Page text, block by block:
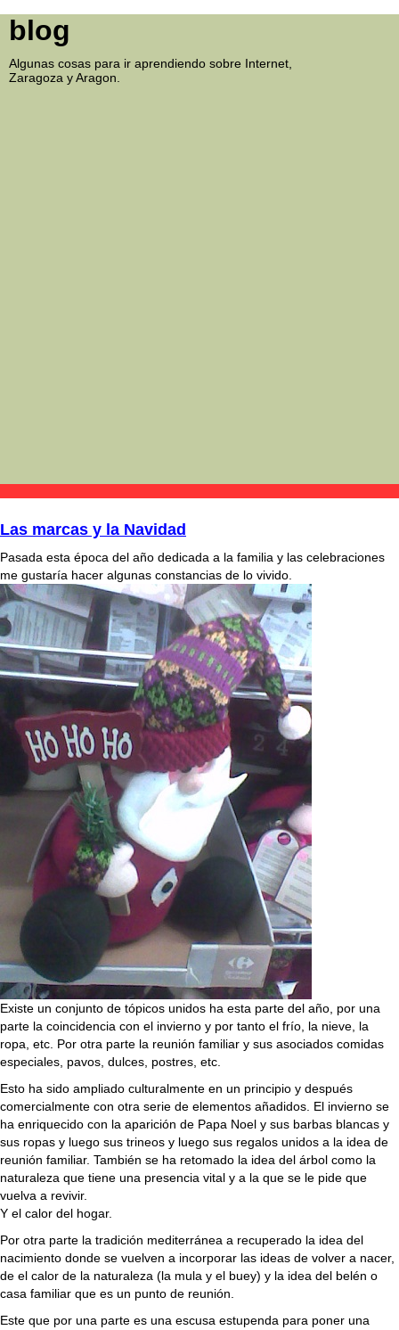
blog
Algunas cosas para ir aprendiendo sobre Internet,
Zaragoza y Aragon.
Las marcas y la Navidad
Pasada esta época del año dedicada a la familia y las celebraciones
me gustaría hacer algunas constancias de lo vivido.
Existe un conjunto de tópicos unidos ha esta parte del año, por una
parte la coincidencia con el invierno y por tanto el frío, la nieve, la
ropa, etc. Por otra parte la reunión familiar y sus asociados comidas
especiales, pavos, dulces, postres, etc.
Esto ha sido ampliado culturalmente en un principio y después
comercialmente con otra serie de elementos añadidos. El invierno se
ha enriquecido con la aparición de Papa Noel y sus barbas blancas y
sus ropas y luego sus trineos y luego sus regalos unidos a la idea de
reunión familiar. También se ha retomado la idea del árbol como la
naturaleza que tiene una presencia vital y a la que se le pide que
vuelva a revivir.
Y el calor del hogar.
Por otra parte la tradición mediterránea a recuperado la idea del
nacimiento donde se vuelven a incorporar las ideas de volver a nacer,
de el calor de la naturaleza (la mula y el buey) y la idea del belén o
casa familiar que es un punto de reunión.
Este que por una parte es una escusa estupenda para poner una